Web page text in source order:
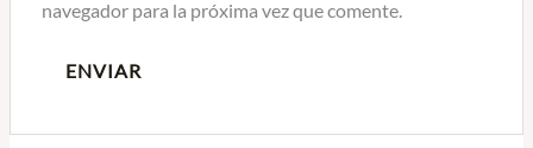
navegador para la próxima vez que comente.